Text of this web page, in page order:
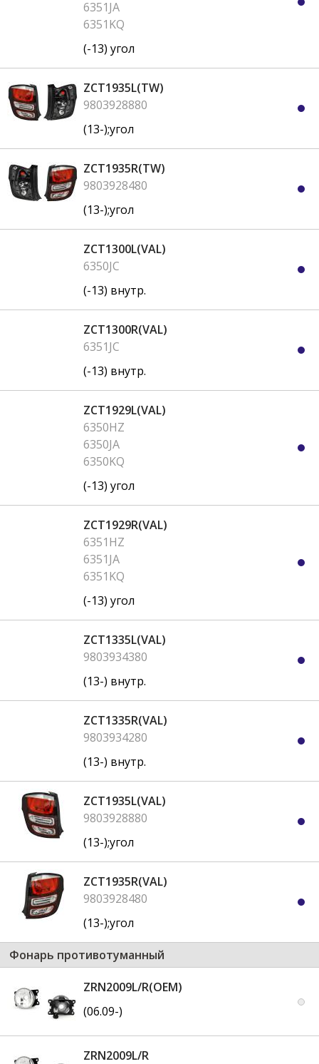
6351JA
6351KQ
(-13) угол
ZCT1935L(TW)
9803928880
(13-);угол
ZCT1935R(TW)
9803928480
(13-);угол
ZCT1300L(VAL)
6350JC
(-13) внутр.
ZCT1300R(VAL)
6351JC
(-13) внутр.
ZCT1929L(VAL)
6350HZ
6350JA
6350KQ
(-13) угол
ZCT1929R(VAL)
6351HZ
6351JA
6351KQ
(-13) угол
ZCT1335L(VAL)
9803934380
(13-) внутр.
ZCT1335R(VAL)
9803934280
(13-) внутр.
ZCT1935L(VAL)
9803928880
(13-);угол
ZCT1935R(VAL)
9803928480
(13-);угол
Фонарь противотуманный
ZRN2009L/R(OEM)
(06.09-)
ZRN2009L/R